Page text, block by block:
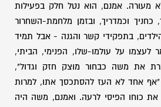
מעורה. אמנם, הוא נטל חלק בפעילות
כחניך וכמדריך, ובזמן מלחמת-השחרור
בתפקידי קשר והגנה - אבל תמיד
לעצמו על עולמו-שלו, הפנימי, הביתי,
את משה כבחור מוצק חזק וגדול",
אחד לא העז להסתכסך אתו, למרות
את כוחו הפיסי לרעה. ואמנם, משה היה